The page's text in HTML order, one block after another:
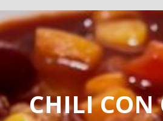
CHILI CON